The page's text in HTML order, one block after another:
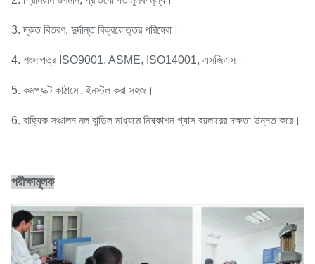
3. দ্রুত বিতরণ, দুর্দান্ত বিক্রয়োত্তর পরিষেবা।
4. শংসাপত্র ISO9001, ASME, ISO14001, এসজিএস।
5. কমপ্যাক্ট কাঠামো, ইনস্টল করা সহজ।
6. বাহ্যিক সঞ্চালন নল বান্ডিল মাধ্যমে নিষ্কাশন গ্যাস বয়লারের দক্ষতা উন্নত করে।
পরীক্ষামূলক